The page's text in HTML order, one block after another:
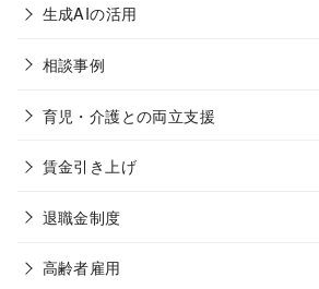
生成AIの活用
相談事例
育児・介護との両立支援
賃金引き上げ
退職金制度
高齢者雇用